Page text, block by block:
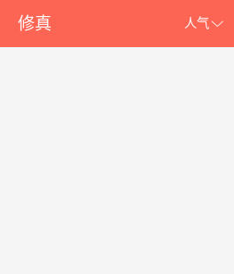
修真 人气